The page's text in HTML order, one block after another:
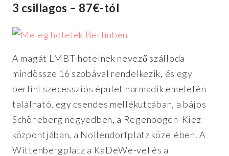
3 csillagos – 87€-tól
A magát LMBT-hotelnek nevező szálloda
mindössze 16 szobával rendelkezik, és egy
berlini szecessziós épület harmadik emeletén
található, egy csendes mellékutcában, a bájos
Schöneberg negyedben, a Regenbogen-Kiez
központjában, a Nollendorfplatz közelében. A
Wittenbergplatz a KaDeWe-vel és a